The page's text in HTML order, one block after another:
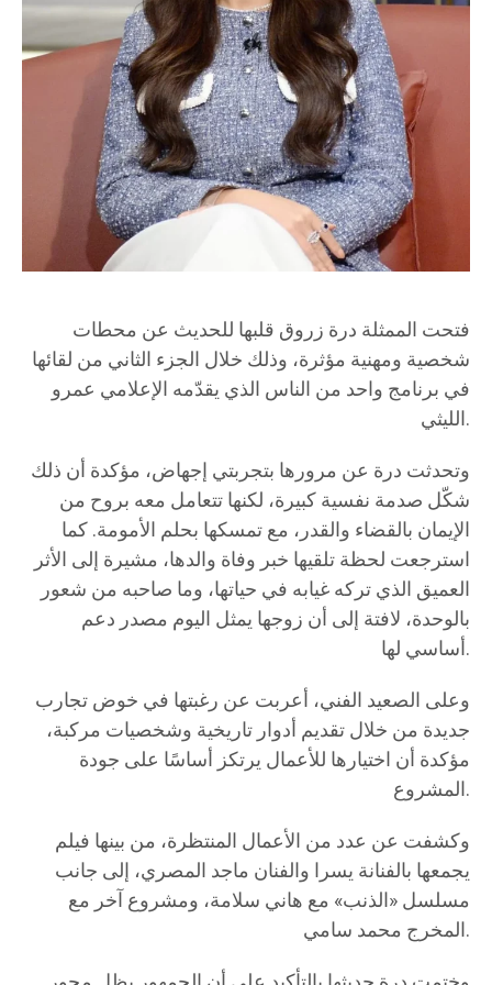
فتحت الممثلة درة زروق قلبها للحديث عن محطات
شخصية ومهنية مؤثرة، وذلك خلال الجزء الثاني من لقائها
في برنامج واحد من الناس الذي يقدّمه الإعلامي عمرو
الليثي.
وتحدثت درة عن مرورها بتجربتي إجهاض، مؤكدة أن ذلك
شكّل صدمة نفسية كبيرة، لكنها تتعامل معه بروح من
الإيمان بالقضاء والقدر، مع تمسكها بحلم الأمومة. كما
استرجعت لحظة تلقيها خبر وفاة والدها، مشيرة إلى الأثر
العميق الذي تركه غيابه في حياتها، وما صاحبه من شعور
بالوحدة، لافتة إلى أن زوجها يمثل اليوم مصدر دعم
أساسي لها.
وعلى الصعيد الفني، أعربت عن رغبتها في خوض تجارب
جديدة من خلال تقديم أدوار تاريخية وشخصيات مركبة،
مؤكدة أن اختيارها للأعمال يرتكز أساسًا على جودة
المشروع.
وكشفت عن عدد من الأعمال المنتظرة، من بينها فيلم
يجمعها بالفنانة يسرا والفنان ماجد المصري، إلى جانب
مسلسل «الذنب» مع هاني سلامة، ومشروع آخر مع
المخرج محمد سامي.